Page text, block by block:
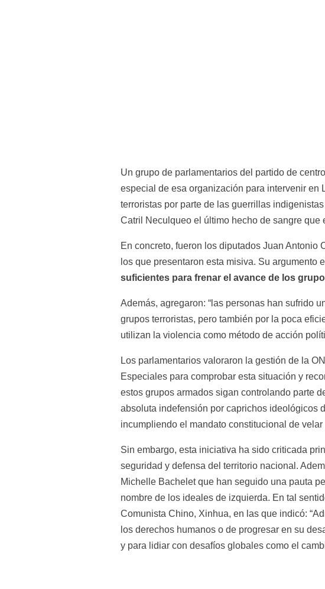
Un grupo de parlamentarios del partido de
especial de esa organización para intervenir en
terroristas por parte de las guerrillas
Catril Neculqueo el último hecho de sangre que
En concreto, fueron los diputados Juan
los que presentaron esta misiva. Su argumento
suficientes para frenar el avance de los
Además, agregaron: “las personas han sufrido
grupos terroristas, pero también por la poca
utilizan la violencia como método de acción
Los parlamentarios valoraron la gestión de la
Especiales para comprobar esta situación y
estos grupos armados sigan controlando parte
absoluta indefensión por caprichos ideológicos
incumpliendo el mandato constitucional de
Sin embargo, esta iniciativa ha sido criticada
seguridad y defensa del territorio nacional.
Michelle Bachelet que han seguido una pauta
nombre de los ideales de izquierda. En tal
Comunista Chino, Xinhua, en las que indicó:
los derechos humanos o de progresar en su
y para lidiar con desafíos globales como el